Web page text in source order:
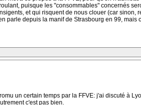
puisque les "consommables" concernés
et qui risquent de nous clouer (car sinon,
parle depuis la manif de Strasbourg en 99,
un certain temps par la FFVE: j'ai discuté à
c'est pas bien.